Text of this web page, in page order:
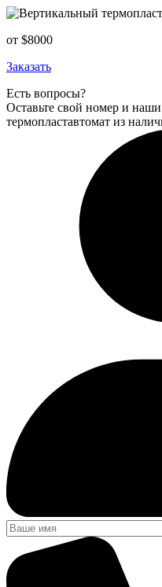
от $8000
Заказать
Есть вопросы?
Оставьте свой номер и
термопластавтомат из